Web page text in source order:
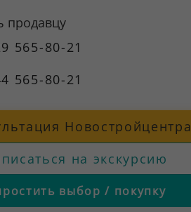
продавцу
565-80-21
565-80-21
Новостройцентра
на экскурсию
выбор / покупку